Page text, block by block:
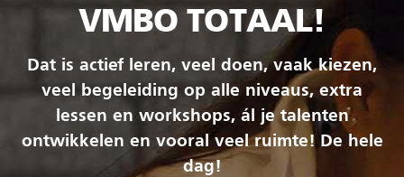
VMBO TOTAAL!
Dat is actief leren, veel doen, vaak kiezen,
veel begeleiding op alle niveaus, extra
lessen en workshops, ál je talenten
ontwikkelen en vooral veel ruimte! De hele
dag!